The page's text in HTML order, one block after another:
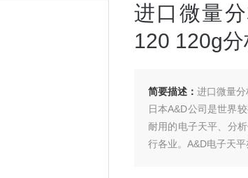
进口微量
120 120g
简要描述： 进口微量
日本A&D公司是世界
耐用的电子天平、分
行各业。A&D电子天